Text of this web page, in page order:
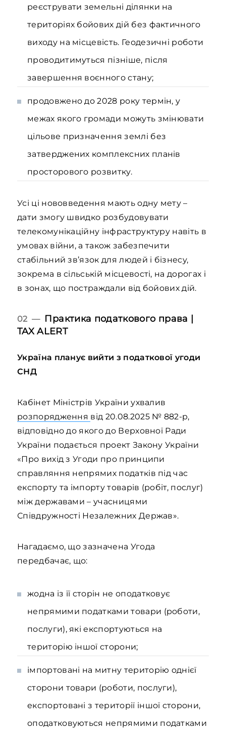
реєструвати земельні ділянки на
територіях бойових дій без фактичного
виходу на місцевість. Геодезичні роботи
проводитимуться пізніше, після
завершення воєнного стану;
продовжено до 2028 року термін, у
межах якого громади можуть змінювати
цільове призначення землі без
затверджених комплексних планів
просторового розвитку.
Усі ці нововведення мають одну мету –
дати змогу швидко розбудовувати
телекомунікаційну інфраструктуру навіть в
умовах війни, а також забезпечити
стабільний зв’язок для людей і бізнесу,
зокрема в сільській місцевості, на дорогах і
в зонах, що постраждали від бойових дій.
02 — Практика податкового права |
TAX ALERT
Україна планує вийти з податкової угоди
СНД
Кабінет Міністрів України ухвалив
розпорядження від 20.08.2025 № 882-р,
відповідно до якого до Верховної Ради
України подається проект Закону України
«Про вихід з Угоди про принципи
справляння непрямих податків під час
експорту та імпорту товарів (робіт, послуг)
між державами – учасницями
Співдружності Незалежних Держав».
Нагадаємо, що зазначена Угода
передбачає, що:
жодна із її сторін не оподатковує
непрямими податками товари (роботи,
послуги), які експортуються на
територію іншої сторони;
імпортовані на митну територію однієї
сторони товари (роботи, послуги),
експортовані з території іншої сторони,
оподатковуються непрямими податками